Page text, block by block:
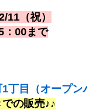
11（祝）
：00まで
丁目（オープン
の販売♪♪